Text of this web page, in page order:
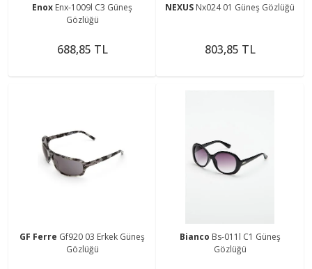
Enox Enx-1009l C3 Güneş
Gözlüğü
688,85 TL
NEXUS Nx024 01 Güneş Gözlüğü
803,85 TL
GF Ferre Gf920 03 Erkek Güneş
Gözlüğü
Bianco Bs-011l C1 Güneş
Gözlüğü